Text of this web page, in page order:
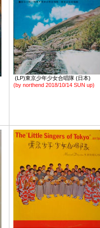
(LP)東京少年少女合唱隊 (日本)
(by northend 2018/10/14 SUN up)